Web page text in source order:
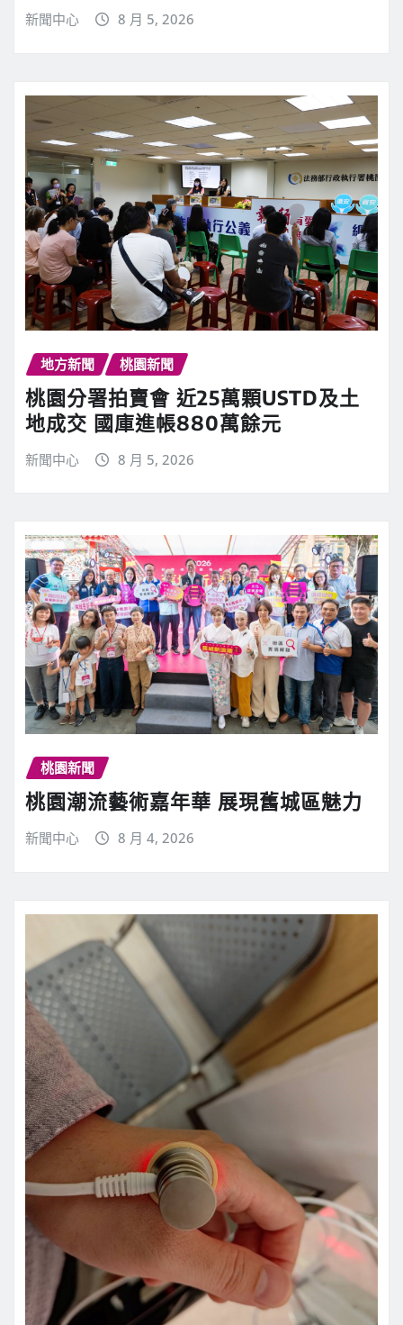
新聞中心 8 月 5, 2026
地方新聞 桃園新聞
桃園分署拍賣會 近25萬顆USTD及土
地成交 國庫進帳880萬餘元
新聞中心 8 月 5, 2026
桃園新聞
桃園潮流藝術嘉年華 展現舊城區魅力
新聞中心 8 月 4, 2026